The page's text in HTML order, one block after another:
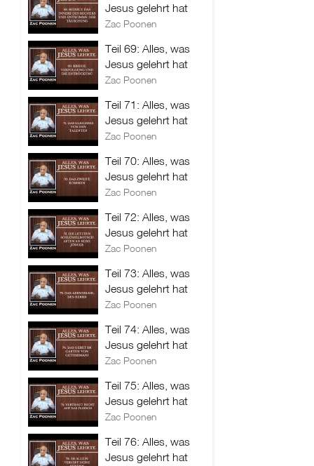
Jesus gelehrt hat
Zac Poonen
Teil 69: Alles, was
Jesus gelehrt hat
Zac Poonen
Teil 71: Alles, was
Jesus gelehrt hat
Zac Poonen
Teil 70: Alles, was
Jesus gelehrt hat
Zac Poonen
Teil 72: Alles, was
Jesus gelehrt hat
Zac Poonen
Teil 73: Alles, was
Jesus gelehrt hat
Zac Poonen
Teil 74: Alles, was
Jesus gelehrt hat
Zac Poonen
Teil 75: Alles, was
Jesus gelehrt hat
Zac Poonen
Teil 76: Alles, was
Jesus gelehrt hat